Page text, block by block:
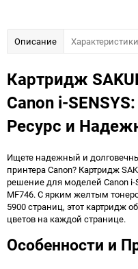
Описание Характеристики
Картридж
Canon i-
Ресурс и
Ищете надежный и
принтера Canon? Картридж
решение для моделей Canon i-
MF746. С ярким желтым
5900 страниц, этот картридж
цветов на каждой странице.
Особенности и